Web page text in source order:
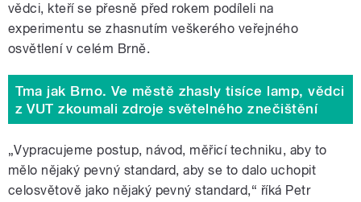
vědci, kteří se přesně před rokem podíleli na
experimentu se zhasnutím veškerého veřejného
osvětlení v celém Brně.
Tma jak Brno. Ve městě zhasly tisíce lamp, vědci
z VUT zkoumali zdroje světelného znečištění
„Vypracujeme postup, návod, měřicí techniku, aby to
mělo nějaký pevný standard, aby se to dalo uchopit
celosvětově jako nějaký pevný standard,“ říká Petr